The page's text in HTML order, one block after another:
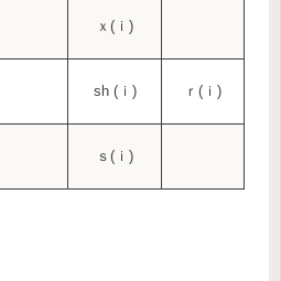
ｘ(ｉ)
sh (ｉ) ｒ(ｉ)
ｓ(ｉ)